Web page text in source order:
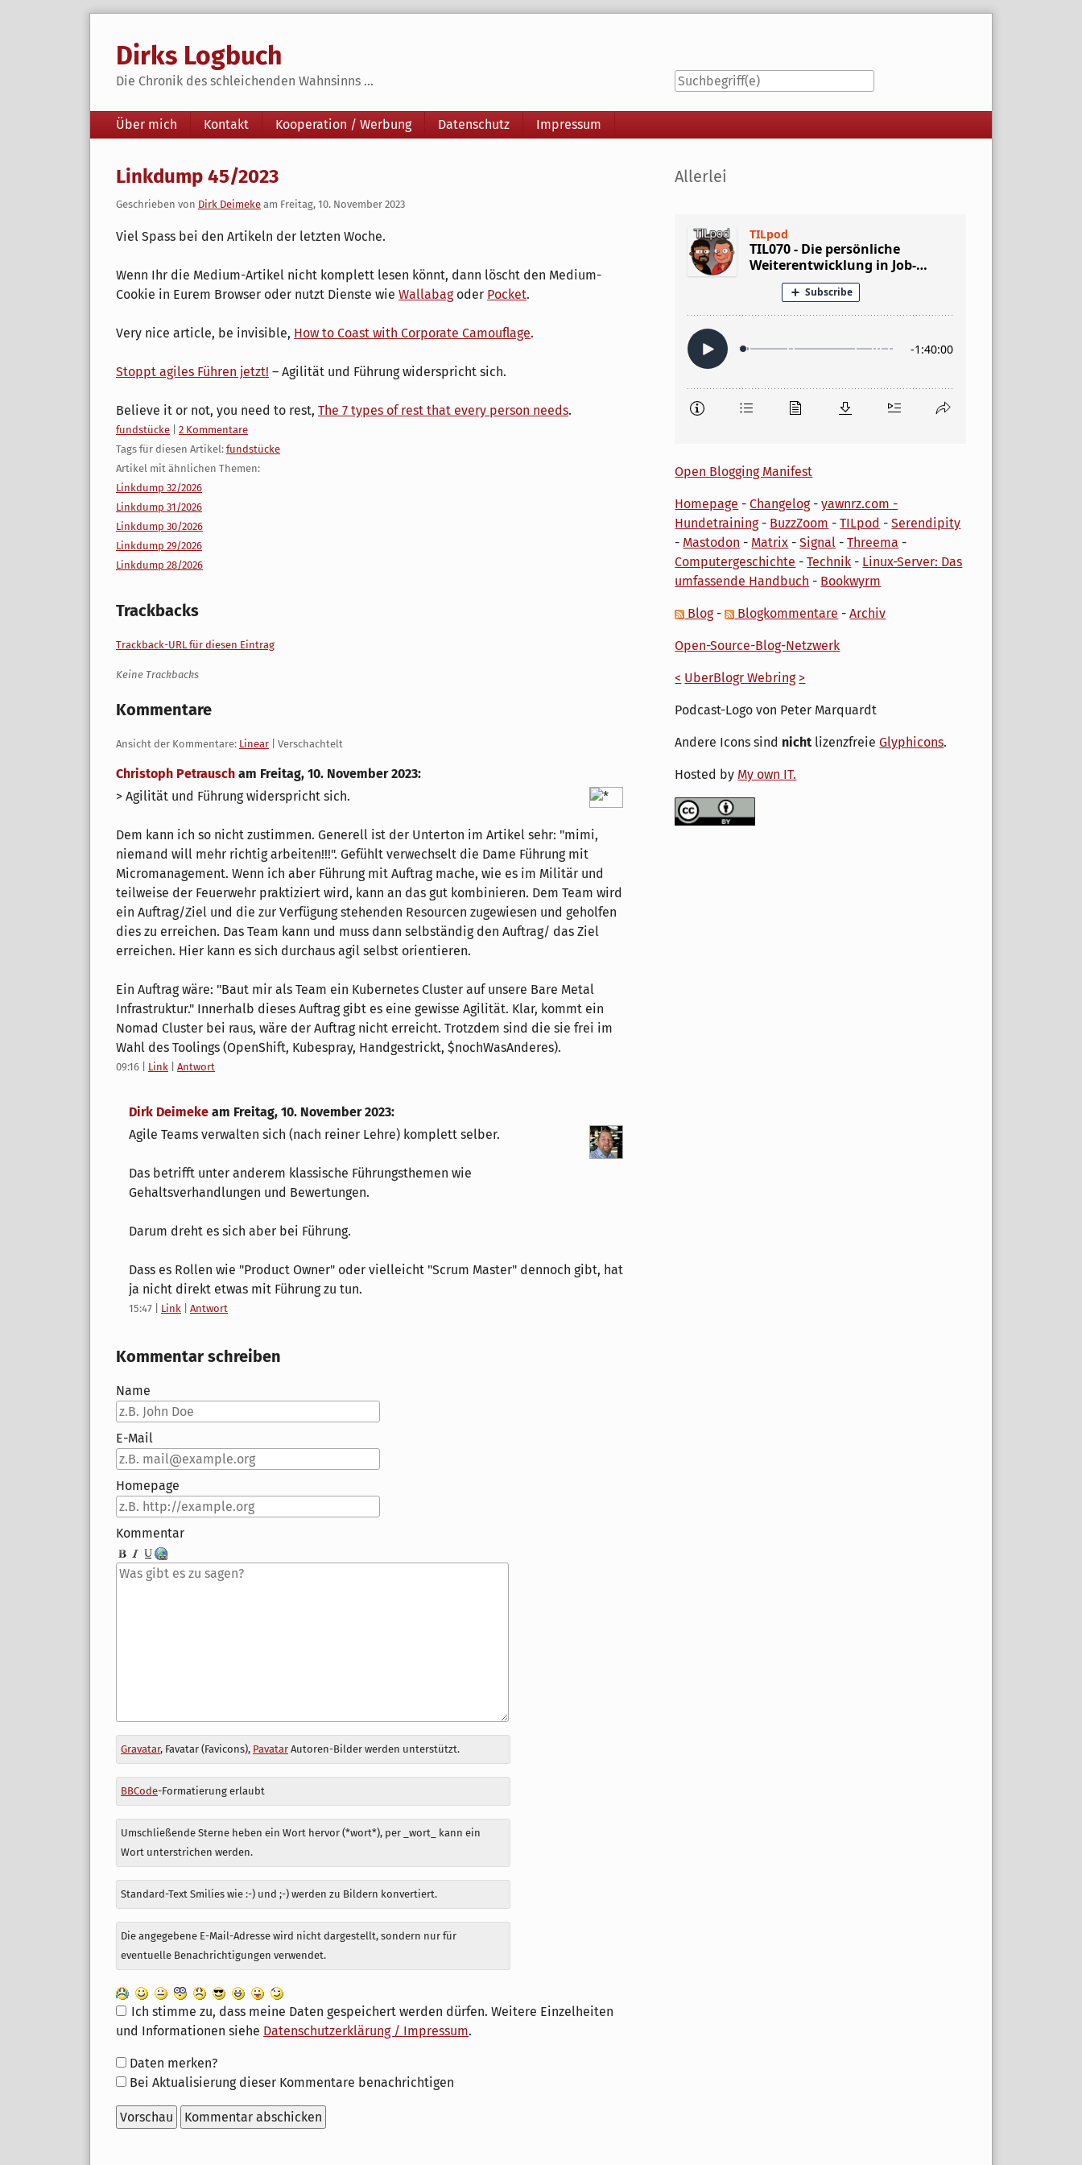
Dirks Logbuch
Die Chronik des schleichenden Wahnsinns ...
Navigation
Über mich Kontakt Kooperation / Werbung Datenschutz Impressum
Linkdump 45/2023
Geschrieben von Dirk Deimeke am Freitag, 10. November 2023
Viel Spass bei den Artikeln der letzten Woche.
Wenn Ihr die Medium-Artikel nicht komplett lesen könnt, dann löscht den Medium-
Cookie in Eurem Browser oder nutzt Dienste wie Wallabagoder Pocket.
Very nice article, be invisible, How to Coast with Corporate Camouflage.
Stoppt agiles Führen jetzt! – Agilität und Führung widerspricht sich.
Believe it or not, you need to rest, The 7 types of rest that every person needs.
Kategorien:
fundstücke
2 Kommentare
Tags für diesen Artikel: fundstücke
Artikel mit ähnlichen Themen:
Linkdump 32/2026
Linkdump 31/2026
Linkdump 30/2026
Linkdump 29/2026
Linkdump 28/2026
Trackbacks
Trackback-URL für diesen Eintrag
Keine Trackbacks
Kommentare
Ansicht der Kommentare: Linear | Verschachtelt
Christoph Petrausch am Freitag, 10. November 2023:
> Agilität und Führung widerspricht sich.
Dem kann ich so nicht zustimmen. Generell ist der Unterton im Artikel sehr: "mimi,
niemand will mehr richtig arbeiten!!!". Gefühlt verwechselt die Dame Führung mit
Micromanagement. Wenn ich aber Führung mit Auftrag mache, wie es im Militär und
teilweise der Feuerwehr praktiziert wird, kann an das gut kombinieren. Dem Team wird
ein Auftrag/Ziel und die zur Verfügung stehenden Resourcen zugewiesen und geholfen
dies zu erreichen. Das Team kann und muss dann selbständig den Auftrag/ das Ziel
erreichen. Hier kann es sich durchaus agil selbst orientieren.
Ein Auftrag wäre: "Baut mir als Team ein Kubernetes Cluster auf unsere Bare Metal
Infrastruktur." Innerhalb dieses Auftrag gibt es eine gewisse Agilität. Klar, kommt ein
Nomad Cluster bei raus, wäre der Auftrag nicht erreicht. Trotzdem sind die sie frei im
Wahl des Toolings (OpenShift, Kubespray, Handgestrickt, $nochWasAnderes).
09:16 Link Antwort
Dirk Deimeke am Freitag, 10. November 2023:
Agile Teams verwalten sich (nach reiner Lehre) komplett selber.
Das betrifft unter anderem klassische Führungsthemen wie
Gehaltsverhandlungen und Bewertungen.
Darum dreht es sich aber bei Führung.
Dass es Rollen wie "Product Owner" oder vielleicht "Scrum Master" dennoch gibt, hat
ja nicht direkt etwas mit Führung zu tun.
15:47 Link Antwort
Kommentar schreiben
Name
E-Mail
Homepage
Kommentar
Antwort
zu
Gravatar, Favatar (Favicons), PavatarAutoren-Bilder werden unterstützt.
BBCode-Formatierung erlaubt
Umschließende Sterne heben ein Wort hervor (*wort*), per _wort_ kann ein
Wort unterstrichen werden.
Standard-Text Smilies wie :-) und ;-) werden zu Bildern konvertiert.
Die angegebene E-Mail-Adresse wird nicht dargestellt, sondern nur für
eventuelle Benachrichtigungen verwendet.
Ich stimme zu, dass meine Daten gespeichert werden dürfen. Weitere Einzelheiten
und Informationen siehe Datenschutzerklärung / Impressum.
Formular-
Optionen
Daten merken?
Bei Aktualisierung dieser Kommentare benachrichtigen
Seitenleiste
Allerlei
Open Blogging Manifest
Homepage -Changelog-yawnrz.com -
Hundetraining- BuzzZoom -TILpod -Serendipity
- Mastodon - Matrix -Signal -Threema -
Computergeschichte -Technik - Linux-Server: Das
umfassende Handbuch - Bookwyrm
Blog- Blogkommentare -Archiv
Open-Source-Blog-Netzwerk
< UberBlogr Webring >
Podcast-Logo von Peter Marquardt
Andere Icons sind nicht lizenzfreieGlyphicons.
Hosted by My own IT.